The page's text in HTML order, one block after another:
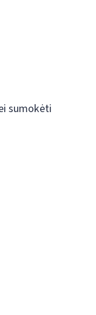
sumokėti